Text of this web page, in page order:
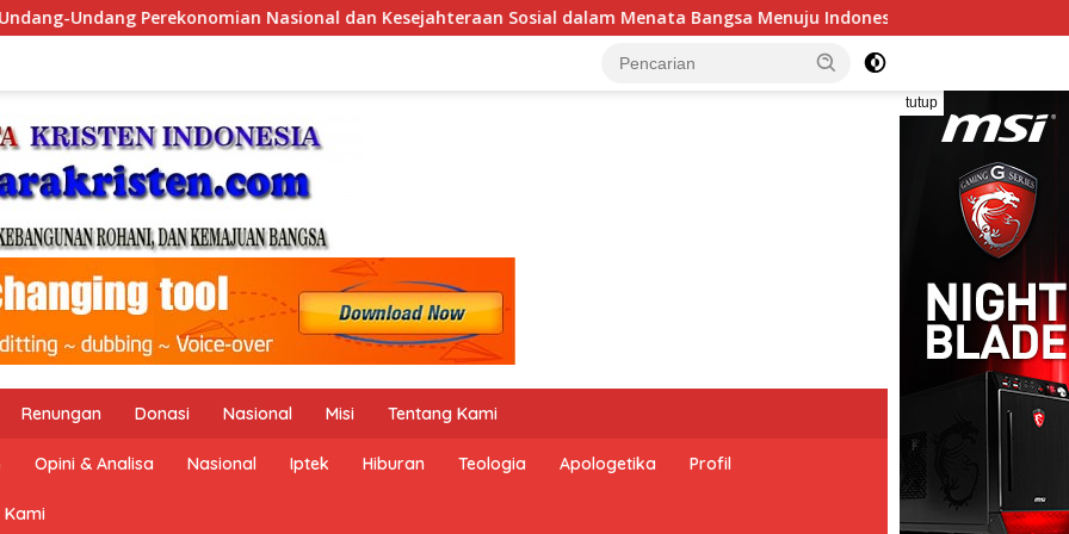
Sosial dalam Menata Bangsa Menuju Indonesia Emas 2045”, Pemerintah Indonesia dan Perserikatan
tutup
Renungan Donasi Nasional Misi Tentang Kami
Opini & Analisa Nasional Iptek Hiburan Teologia Apologetika Profil
Kami